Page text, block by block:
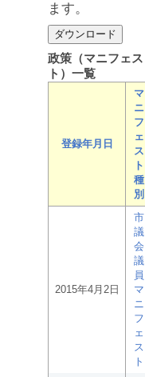
ます。
政策（マニフェス
ト）一覧
登録年月日
マ
ニ
フ
ェ
ス
ト
種
別
2015年4月2日
市
議
会
議
員
マ
ニ
フ
ェ
ス
ト